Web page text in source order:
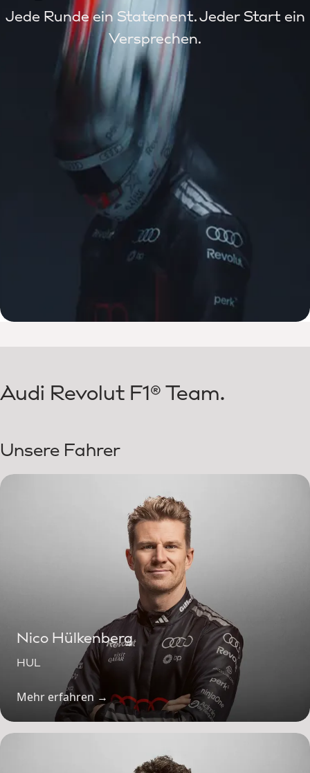
Jede Runde ein Statement. Jeder Start ein
Versprechen.
Audi Revolut F1® Team.
Unsere Fahrer
Nico Hülkenberg
HUL
Mehr erfahren →